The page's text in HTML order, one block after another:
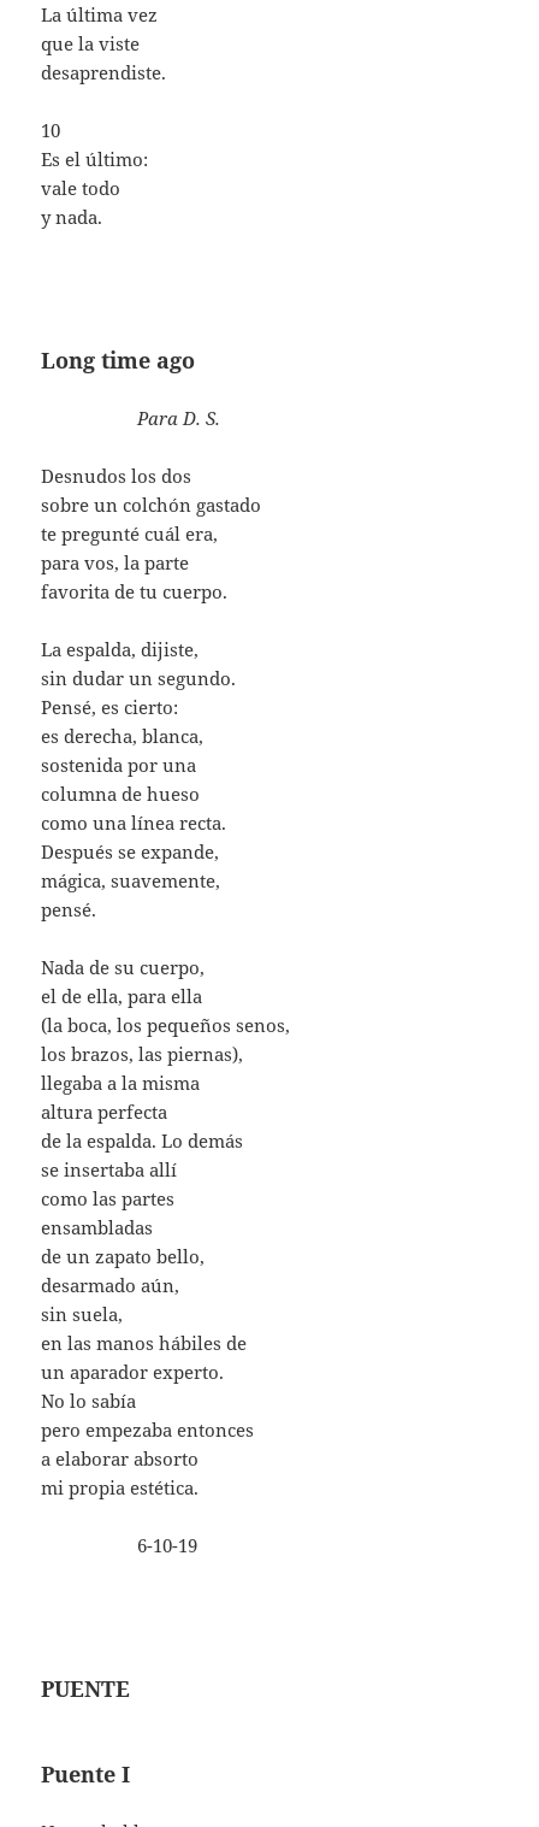
La última vez
que la viste
desaprendiste.
10
Es el último:
vale todo
y nada.
Long time ago
Para D. S.
Desnudos los dos
sobre un colchón gastado
te pregunté cuál era,
para vos, la parte
favorita de tu cuerpo.
La espalda, dijiste,
sin dudar un segundo.
Pensé, es cierto:
es derecha, blanca,
sostenida por una
columna de hueso
como una línea recta.
Después se expande,
mágica, suavemente,
pensé.
Nada de su cuerpo,
el de ella, para ella
(la boca, los pequeños senos,
los brazos, las piernas),
llegaba a la misma
altura perfecta
de la espalda. Lo demás
se insertaba allí
como las partes
ensambladas
de un zapato bello,
desarmado aún,
sin suela,
en las manos hábiles de
un aparador experto.
No lo sabía
pero empezaba entonces
a elaborar absorto
mi propia estética.
6-10-19
PUENTE
Puente I